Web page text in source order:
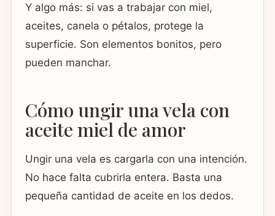
Y algo más: si vas a trabajar con miel,
aceites, canela o pétalos, protege la
superficie. Son elementos bonitos, pero
pueden manchar.
Cómo ungir una vela con
aceite miel de amor
Ungir una vela es cargarla con una intención.
No hace falta cubrirla entera. Basta una
pequeña cantidad de aceite en los dedos.